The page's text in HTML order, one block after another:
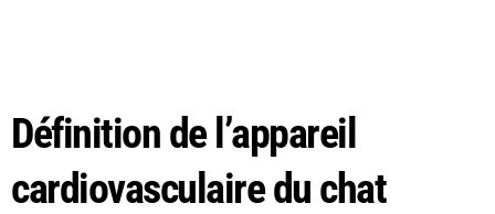
Définition de l’appareil
cardiovasculaire du chat